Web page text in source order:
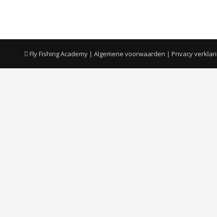
Fly Fishing Academy | Algemene voorwaarden | Privacy